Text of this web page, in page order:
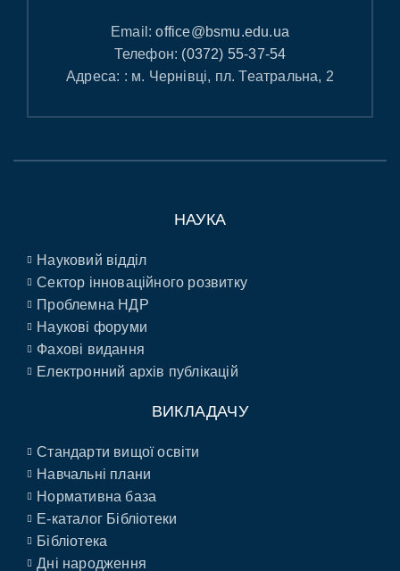
Email:office@bsmu.edu.ua
Телефон: (0372) 55-37-54
Адреса: : м. Чернівці, пл. Театральна, 2
НАУКА
Науковий відділ
Сектор інноваційного розвитку
Проблемна НДР
Наукові форуми
Фахові видання
Електронний архів публікацій
ВИКЛАДАЧУ
Стандарти вищої освіти
Навчальні плани
Нормативна база
E-каталог Бібліотеки
Бібліотека
Дні народження